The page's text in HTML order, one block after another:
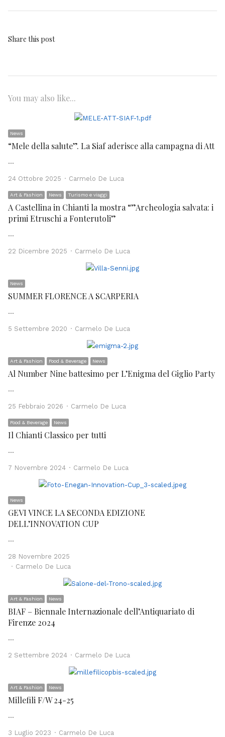
Share this post
You may also like...
News
“Mele della salute”. La Siaf aderisce alla campagna di Att
…
24 Ottobre 2025 Author
Carmelo De Luca
Art & Fashion News Turismo e viaggi
A Castellina in Chianti la mostra “”Archeologia salvata: i
primi Etruschi a Fonterutoli”
…
22 Dicembre 2025 Author
Carmelo De Luca
News
SUMMER FLORENCE A SCARPERIA
…
5 Settembre 2020 Author
Carmelo De Luca
Art & Fashion Food & Beverage News
Al Number Nine battesimo per L’Enigma del Giglio Party
…
25 Febbraio 2026 Author
Carmelo De Luca
Food & Beverage News
Il Chianti Classico per tutti
…
7 Novembre 2024 Author
Carmelo De Luca
News
GEVI VINCE LA SECONDA EDIZIONE
DELL’INNOVATION CUP
…
28 Novembre 2025
Author
Carmelo De Luca
Art & Fashion News
BIAF – Biennale Internazionale dell’Antiquariato di
Firenze 2024
…
2 Settembre 2024 Author
Carmelo De Luca
Art & Fashion News
Millefili F/W 24-25
…
3 Luglio 2023 Author
Carmelo De Luca